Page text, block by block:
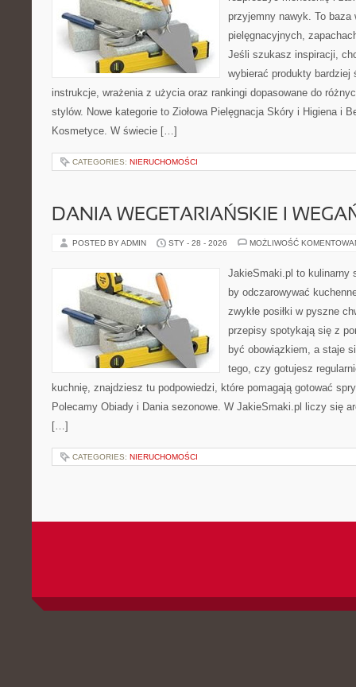
przyjemny nawyk. To baza
pielęgnacyjnych,
Jeśli szukasz inspiracji,
wybierać produkty bardziej
instrukcje, wrażenia z użycia oraz rankingi dopasowane do
stylów. Nowe kategorie to Ziołowa Pielęgnacja Skóry i Higiena i
Kosmetyce. W świecie […]
CATEGORIES: NIERUCHOMOŚCI
DANIA WEGETARIAŃSKIE I
POSTED BY ADMIN STY - 28 - 2026 MOŻLIWOŚĆ
JakieSmaki.pl to kulinarny
by odczarowywać
zwykłe posiłki w pyszne
przepisy spotykają się z
być obowiązkiem, a staje
tego, czy gotujesz
kuchnię, znajdziesz tu podpowiedzi, które pomagają gotować
Polecamy Obiady i Dania sezonowe. W JakieSmaki.pl liczy się
[…]
CATEGORIES: NIERUCHOMOŚCI